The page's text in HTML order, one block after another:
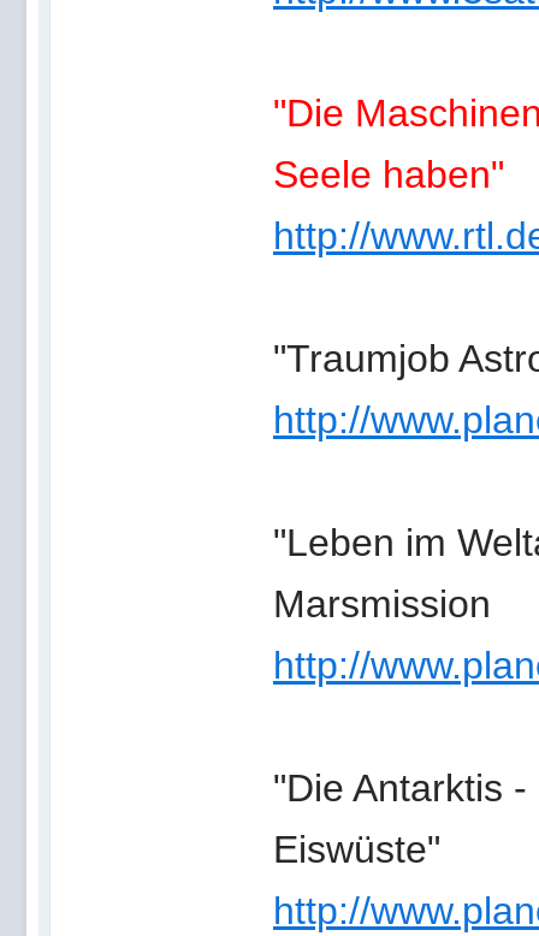
"Die
Seele haben"
http://
"Traumjob
http://
"Leben im
Marsmission
http://
"Die Antarktis
Eiswüste"
http://